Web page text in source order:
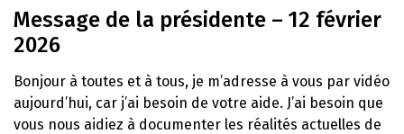
Message de la présidente – 12 février
2026
Bonjour à toutes et à tous, je m’adresse à vous par vidéo
aujourd’hui, car j’ai besoin de votre aide. J’ai besoin que
vous nous aidiez à documenter les réalités actuelles de